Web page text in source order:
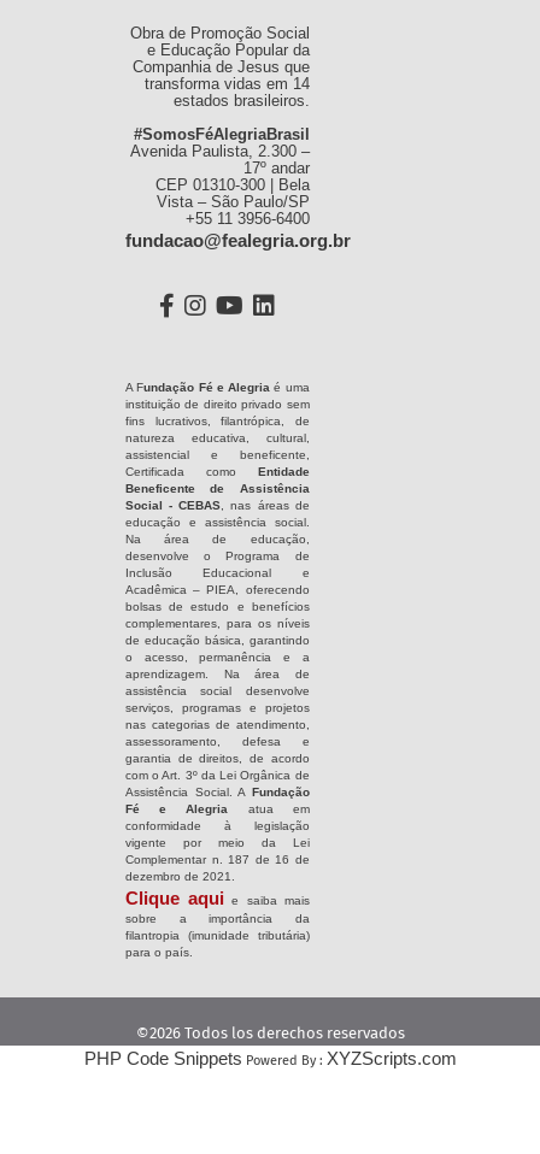
Obra de Promoção Social
e Educação Popular da
Companhia de Jesus que
transforma vidas em 14
estados brasileiros.
#SomosFéAlegriaBrasil
Avenida Paulista, 2.300 –
17º andar
CEP 01310-300 | Bela
Vista – São Paulo/SP
+55 11 3956-6400
fundacao@fealegria.org.br
A Fundação Fé e Alegria é uma
instituição de direito privado sem
fins lucrativos, filantrópica, de
natureza educativa, cultural,
assistencial e beneficente,
Certificada como Entidade
Beneficente de Assistência
Social - CEBAS , nas áreas de
educação e assistência social.
Na área de educação,
desenvolve o Programa de
Inclusão Educacional e
Acadêmica – PIEA, oferecendo
bolsas de estudo e benefícios
complementares, para os níveis
de educação básica, garantindo
o acesso, permanência e a
aprendizagem. Na área de
assistência social desenvolve
serviços, programas e projetos
nas categorias de atendimento,
assessoramento, defesa e
garantia de direitos, de acordo
com o Art. 3º da Lei Orgânica de
Assistência Social. A Fundação
Fé e Alegria
atua em
conformidade à legislação
vigente por meio da Lei
Complementar n. 187 de 16 de
dezembro de 2021.
Clique aqui e saiba mais
sobre a importância da
filantropia (imunidade tributária)
para o país.
©2026 Todos los derechos reservados
PHP Code Snippets Powered By : XYZScripts.com